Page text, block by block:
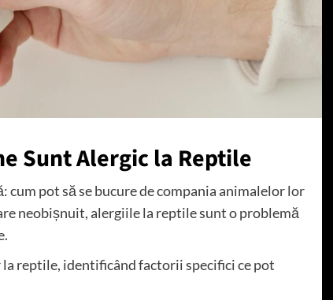
Sunt Alergic la Reptile
pot să se bucure de compania animalelor lor
neobișnuit, alergiile la reptile sunt o problemă
reptile, identificând factorii specifici ce pot